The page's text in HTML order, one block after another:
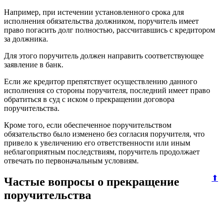
Например, при истечении установленного срока для
исполнения обязательства должником, поручитель имеет
право погасить долг полностью, рассчитавшись с кредитором
за должника.
Для этого поручитель должен направить соответствующее
заявление в банк.
Если же кредитор препятствует осуществлению данного
исполнения со стороны поручителя, последний имеет право
обратиться в суд с иском о прекращении договора
поручительства.
Кроме того, если обеспеченное поручительством
обязательство было изменено без согласия поручителя, что
привело к увеличению его ответственности или иным
неблагоприятным последствиям, поручитель продолжает
отвечать по первоначальным условиям.
⬆
Частые вопросы о прекращение
поручительства